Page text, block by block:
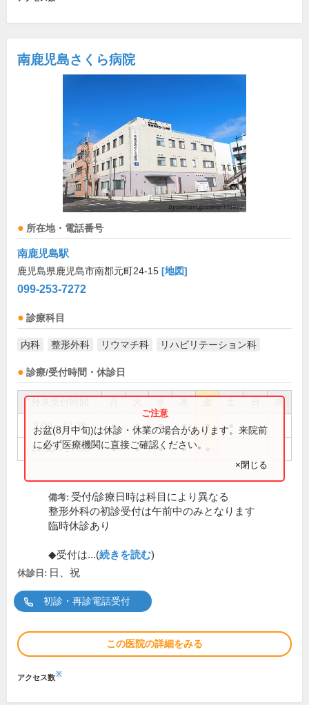
南鹿児島さくら病院
所在地・電話番号
南鹿児島駅
鹿児島県鹿児島市南郡元町24-15 [地図]
099-253-7272
診療科目
内科 整形外科 リウマチ科 リハビリテーション科
診療/受付時間・休診日
祝
9:00～12:30 ● ● ● ● ●
14:30～17:30 ● ● ● ●
お盆(8月中旬)は休診・休業の場合があります。来院前
に必ず医療機関に直接ご確認ください。
×閉じる
備考: 受付/診療日時は科目により異なる
整形外科の初診受付は午前中のみとなります
臨時休診あり
◆受付は...(続きを読む)
休診日: 日、祝
初診・再診電話受付
この医院の詳細をみる
アクセス数※